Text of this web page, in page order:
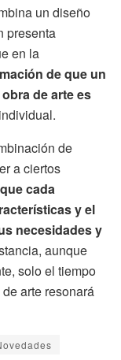
un diseño
presenta
en la
de que un
de arte es
de
a ciertos
cada
y el
necesidades y
aunque
solo el tiempo
arte resonará